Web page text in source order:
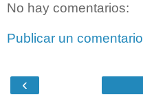
No hay comentarios:
Publicar un comentario
‹